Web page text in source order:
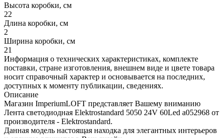
Высота коробки, см
22
Длина коробки, см
2
Ширина коробки, см
21
Информация о технических характеристиках, комплекте
поставки, стране изготовления, внешнем виде и цвете товара
носит справочный характер и основывается на последних,
доступных к моменту публикации, сведениях.
Описание
Магазин ImperiumLOFT представляет Вашему вниманию
Лента светодиодная Elektrostandard 5050 24V 60Led a052968 от
производителя - Elektrostandard.
Данная модель настоящая находка для элегантных интерьеров